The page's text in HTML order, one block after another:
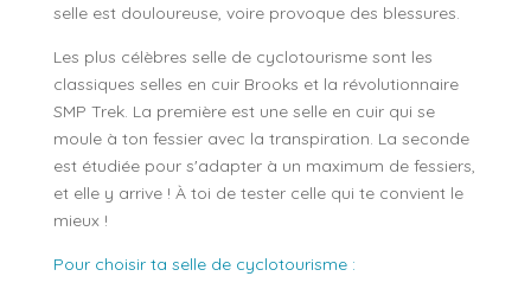
selle est douloureuse, voire provoque des blessures.
Les plus célèbres selle de cyclotourisme sont les
classiques selles en cuir Brooks et la révolutionnaire
SMP Trek. La première est une selle en cuir qui se
moule à ton fessier avec la transpiration. La seconde
est étudiée pour s'adapter à un maximum de fessiers,
et elle y arrive ! À toi de tester celle qui te convient le
mieux !
Pour choisir ta selle de cyclotourisme :